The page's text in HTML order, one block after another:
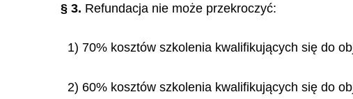
§ 3. Refundacja nie może przekroczyć:
1) 70% kosztów szkolenia kwalifikujących się do
2) 60% kosztów szkolenia kwalifikujących się do